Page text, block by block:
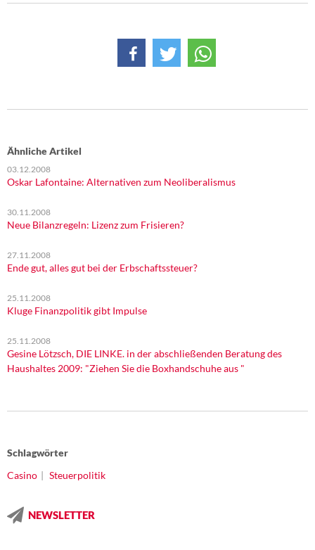
Ähnliche Artikel
03.12.2008
Oskar Lafontaine: Alternativen zum Neoliberalismus
30.11.2008
Neue Bilanzregeln: Lizenz zum Frisieren?
27.11.2008
Ende gut, alles gut bei der Erbschaftssteuer?
25.11.2008
Kluge Finanzpolitik gibt Impulse
25.11.2008
Gesine Lötzsch, DIE LINKE. in der abschließenden Beratung des
Haushaltes 2009: "Ziehen Sie die Boxhandschuhe aus "
Schlagwörter
Casino
Steuerpolitik
NEWSLETTER